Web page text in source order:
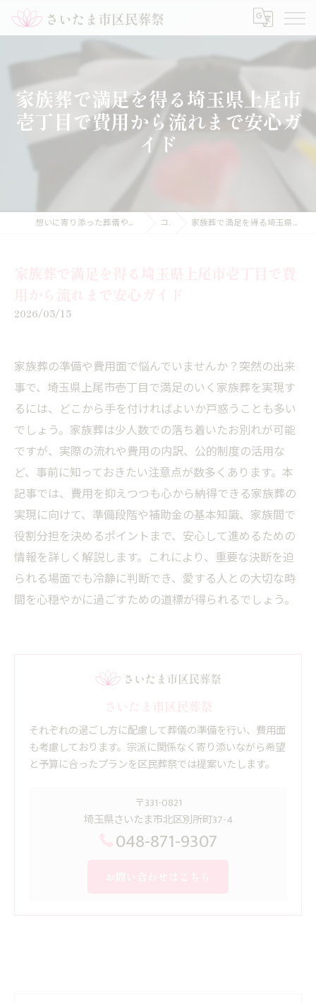
家族葬で満足を得る埼玉県上尾市
壱丁目で費用から流れまで安心ガ
イド
想いに寄り添った葬儀や家族葬のことなら【さいたま市区民葬祭】 コラム 家族葬で満足を得る埼玉県上尾市壱丁目で費用から流れまで安心ガイド
2026/05/15
家族葬の準備や費用面で悩んでいませんか？突然の出来
事で、埼玉県上尾市壱丁目で満足のいく家族葬を実現す
るには、どこから手を付ければよいか戸惑うことも多い
でしょう。家族葬は少人数での落ち着いたお別れが可能
ですが、実際の流れや費用の内訳、公的制度の活用な
ど、事前に知っておきたい注意点が数多くあります。本
記事では、費用を抑えつつも心から納得できる家族葬の
実現に向けて、準備段階や補助金の基本知識、家族間で
役割分担を決めるポイントまで、安心して進めるための
情報を詳しく解説します。これにより、重要な決断を迫
られる場面でも冷静に判断でき、愛する人との大切な時
間を心穏やかに過ごすための道標が得られるでしょう。
それぞれの過ごし方に配慮して葬儀の準備を行い、費用面
も考慮しております。宗派に関係なく寄り添いながら希望
と予算に合ったプランを区民葬祭では提案いたします。
〒331-0821
埼玉県さいたま市北区別所町37-4
048-871-9307